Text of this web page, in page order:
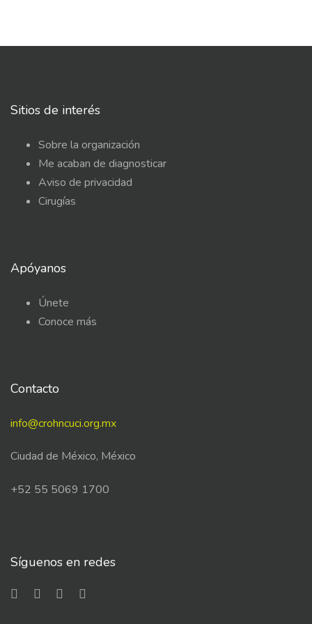
Sitios de interés
Sobre la organización
Me acaban de diagnosticar
Aviso de privacidad
Cirugías
Apóyanos
Únete
Conoce más
Contacto
info@crohncuci.org.mx
Ciudad de México, México
+52 55 5069 1700
Síguenos en redes